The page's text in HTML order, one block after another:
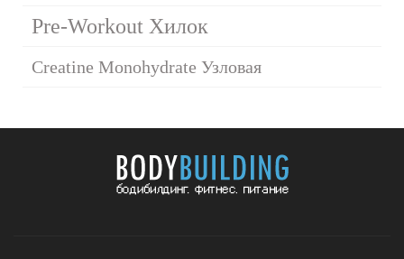
Pre-Workout Хилок
Creatine Monohydrate Узловая